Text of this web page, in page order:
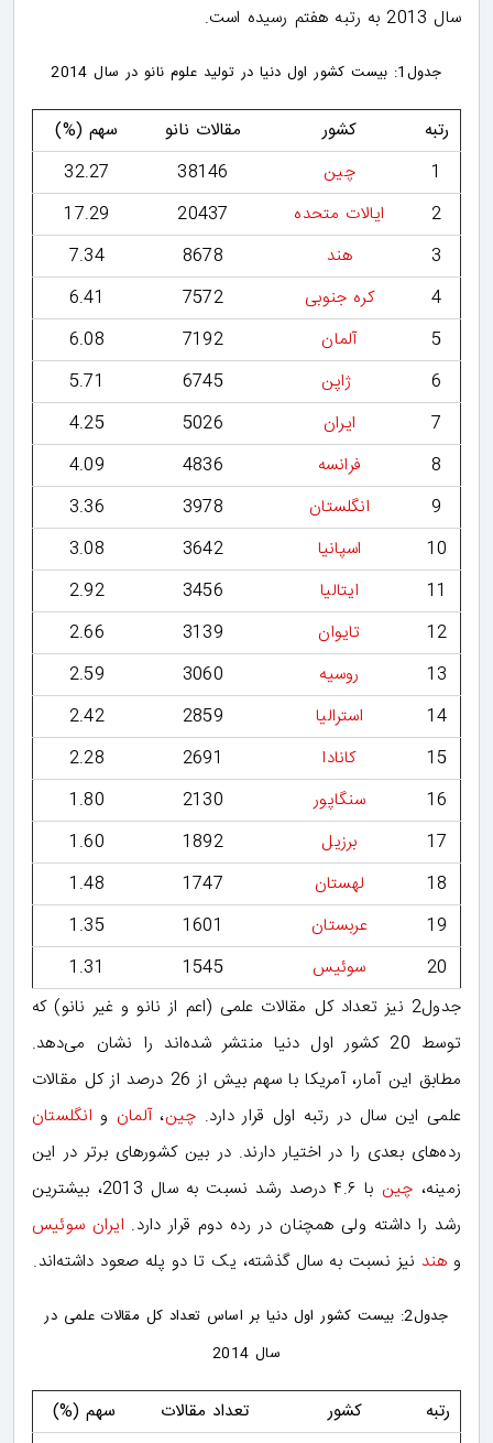
سال 2013 به رتبه هفتم رسیده است.
جدول1: بیست کشور اول دنیا در تولید علوم نانو در سال 2014
رتبه کشور مقالات نانو
سهم (%)
1
چین 38146
32.27
2
ایالات متحده 20437
17.29
3
هند 8678
7.34
4
کره جنوبی 7572
6.41
5
آلمان 7192
6.08
6
ژاپن 6745
5.71
7
ایران 5026
4.25
8
فرانسه 4836
4.09
9
انگلستان 3978
3.36
10
اسپانیا 3642
3.08
11
ایتالیا 3456
2.92
12
تایوان 3139
2.66
13
روسیه 3060
2.59
14
استرالیا 2859
2.42
15
کانادا 2691
2.28
16
سنگاپور 2130
1.80
17
برزیل 1892
1.60
18
لهستان 1747
1.48
19
عربستان 1601
1.35
20
سوئیس 1545
1.31
جدول2 نیز تعداد کل مقالات علمی (اعم از نانو و غیر نانو) که
توسط 20 کشور اول دنیا منتشر شده‌اند را نشان می‌دهد.
مطابق این آمار، آمریکا با سهم بیش از 26 درصد از کل مقالات
علمی این سال در رتبه اول قرار دارد. چین،آلمان و انگلستان
رده‌های بعدی را در اختیار دارند. در بین کشورهای برتر در این
زمینه، چین
با ۴.۶ درصد رشد نسبت به سال 2013، بیشترین
رشد را داشته ولی همچنان در رده دوم قرار دارد. ایران سوئیس
وهندنیز نسبت به سال گذشته، یک تا دو پله صعود داشته‌اند.
جدول2: بیست کشور اول دنیا بر اساس تعداد کل مقالات علمی در
سال 2014
رتبه کشور تعداد مقالات
سهم (%)